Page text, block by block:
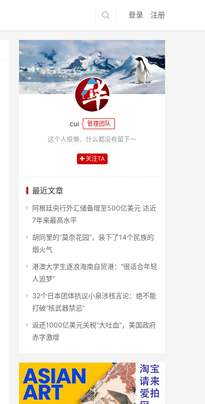
登录 注册
cui 管理团队
这个人很懒，什么都没有留下～
关注TA
最近文章
阿根廷央行外汇储备增至500亿美元 达近
7年来最高水平
胡同里的“莫奈花园”，装下了14个民族的
烟火气
港澳大学生逐浪海南自贸港：“很适合年轻
人追梦”
32个日本团体抗议小泉涉核言论：绝不能
打破“核武器禁忌”
返还1000亿美元关税“大吐血”，美国政府
赤字激增